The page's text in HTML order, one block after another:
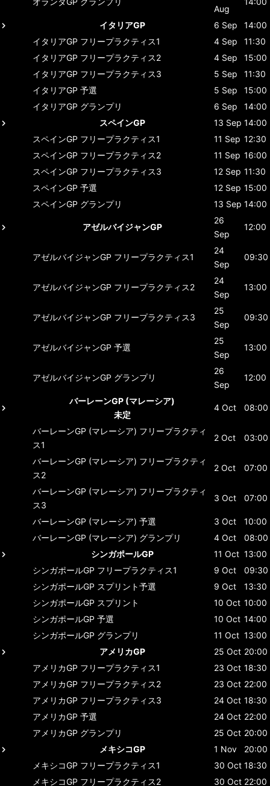
Aug
イタリアGP 6 Sep
14:00
イタリアGP フリープラクティス1 4 Sep
11:30
イタリアGP フリープラクティス2 4 Sep
15:00
イタリアGP フリープラクティス3 5 Sep
11:30
イタリアGP 予選 5 Sep
15:00
イタリアGP グランプリ 6 Sep
14:00
スペインGP
13 Sep 14:00
スペインGP フリープラクティス1 11 Sep 12:30
スペインGP フリープラクティス2 11 Sep 16:00
スペインGP フリープラクティス3 12 Sep 11:30
スペインGP 予選 12 Sep 15:00
スペインGP グランプリ 13 Sep 14:00
アゼルバイジャンGP
26
Sep
12:00
アゼルバイジャンGP フリープラクティス1
24
Sep
09:30
アゼルバイジャンGP フリープラクティス2
24
Sep
13:00
アゼルバイジャンGP フリープラクティス3
25
Sep
09:30
アゼルバイジャンGP 予選
25
Sep
13:00
アゼルバイジャンGP グランプリ
26
Sep
12:00
バーレーンGP (マレーシア)
未定
4 Oct 08:00
バーレーンGP (マレーシア) フリープラクティ
ス1
2 Oct 03:00
バーレーンGP (マレーシア) フリープラクティ
ス2
2 Oct 07:00
バーレーンGP (マレーシア) フリープラクティ
ス3
3 Oct 07:00
バーレーンGP (マレーシア) 予選 3 Oct
10:00
バーレーンGP (マレーシア) グランプリ 4 Oct
08:00
シンガポールGP
11 Oct 13:00
シンガポールGP フリープラクティス1 9 Oct
09:30
シンガポールGP スプリント予選 9 Oct
13:30
シンガポールGP スプリント 10 Oct 10:00
シンガポールGP 予選 10 Oct 14:00
シンガポールGP グランプリ 11 Oct 13:00
アメリカGP
25 Oct 20:00
アメリカGP フリープラクティス1 23 Oct 18:30
アメリカGP フリープラクティス2 23 Oct 22:00
アメリカGP フリープラクティス3 24 Oct 18:30
アメリカGP 予選 24 Oct 22:00
アメリカGP グランプリ 25 Oct 20:00
メキシコGP
1 Nov
20:00
メキシコGP フリープラクティス1 30 Oct 18:30
メキシコGP フリープラクティス2 30 Oct 22:00